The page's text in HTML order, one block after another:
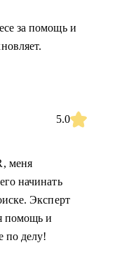
за помощь и
5.0
меня
начинать
Эксперт
помощь и
по делу!